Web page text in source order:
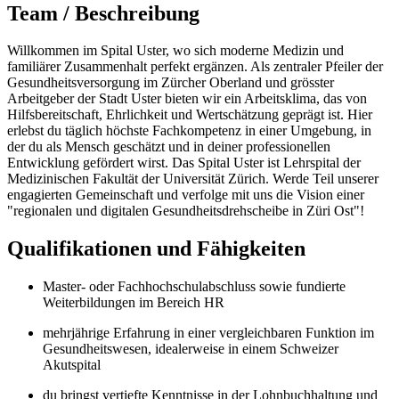
Team / Beschreibung
Willkommen im Spital Uster, wo sich moderne Medizin und
familiärer Zusammenhalt perfekt ergänzen. Als zentraler Pfeiler der
Gesundheitsversorgung im Zürcher Oberland und grösster
Arbeitgeber der Stadt Uster bieten wir ein Arbeitsklima, das von
Hilfsbereitschaft, Ehrlichkeit und Wertschätzung geprägt ist. Hier
erlebst du täglich höchste Fachkompetenz in einer Umgebung, in
der du als Mensch geschätzt und in deiner professionellen
Entwicklung gefördert wirst. Das Spital Uster ist Lehrspital der
Medizinischen Fakultät der Universität Zürich. Werde Teil unserer
engagierten Gemeinschaft und verfolge mit uns die Vision einer
"regionalen und digitalen Gesundheitsdrehscheibe in Züri Ost"!
Qualifikationen und Fähigkeiten
Master- oder Fachhochschulabschluss sowie fundierte
Weiterbildungen im Bereich HR
mehrjährige Erfahrung in einer vergleichbaren Funktion im
Gesundheitswesen, idealerweise in einem Schweizer
Akutspital
du bringst vertiefte Kenntnisse in der Lohnbuchhaltung und